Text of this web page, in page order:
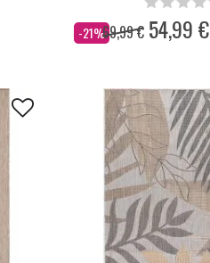
-21%
Dès 69,99 € 54,99 €